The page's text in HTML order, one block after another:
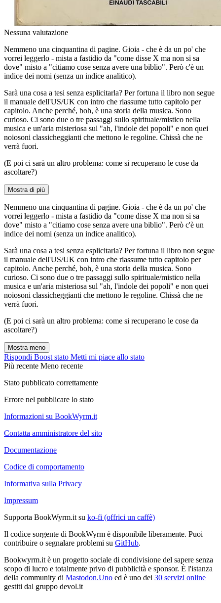
Nessuna valutazione
Nemmeno una cinquantina di pagine. Gioia - che è da un po' che
vorrei leggerlo - mista a fastidio da "come disse X ma non si sa
dove" misto a "citiamo cose senza avere una biblio". Però c'è un
indice dei nomi (senza un indice analitico).
Sarà una cosa a tesi senza esplicitarla? Per fortuna il libro non segue
il manuale dell'US/UK con intro che riassume tutto capitolo per
capitolo. Anche perché, boh, è una storia della musica. Sono
curioso. Ci sono due o tre passaggi sullo spirituale/mistico nella
musica e un'aria misteriosa sul "ah, l'indole dei popoli" e non quei
noiosoni classicheggianti che mettono le regoline. Chissà che ne
verrà fuori.
(E poi ci sarà un altro problema: come si recuperano le cose da
ascoltare?)
Mostra di più
Nemmeno una cinquantina di pagine. Gioia - che è da un po' che
vorrei leggerlo - mista a fastidio da "come disse X ma non si sa
dove" misto a "citiamo cose senza avere una biblio". Però c'è un
indice dei nomi (senza un indice analitico).
Sarà una cosa a tesi senza esplicitarla? Per fortuna il libro non segue
il manuale dell'US/UK con intro che riassume tutto capitolo per
capitolo. Anche perché, boh, è una storia della musica. Sono
curioso. Ci sono due o tre passaggi sullo spirituale/mistico nella
musica e un'aria misteriosa sul "ah, l'indole dei popoli" e non quei
noiosoni classicheggianti che mettono le regoline. Chissà che ne
verrà fuori.
(E poi ci sarà un altro problema: come si recuperano le cose da
ascoltare?)
Mostra meno
Rispondi Boost stato Metti mi piace allo stato
Più recente Meno recente
Stato pubblicato correttamente
Errore nel pubblicare lo stato
Informazioni su BookWyrm.it
Contatta amministratore del sito
Documentazione
Codice di comportamento
Informativa sulla Privacy
Impressum
Supporta BookWyrm.it su ko-fi (offrici un caffè)
Il codice sorgente di BookWyrm è disponibile liberamente. Puoi
contribuire o segnalare problemi su GitHub.
Bookwyrm.it è un progetto sociale di condivisione del sapere senza
scopo di lucro e totalmente privo di pubblicità e sponsor. È l'istanza
della community di Mastodon.Uno ed è uno dei 30 servizi online
gestiti dal gruppo devol.it